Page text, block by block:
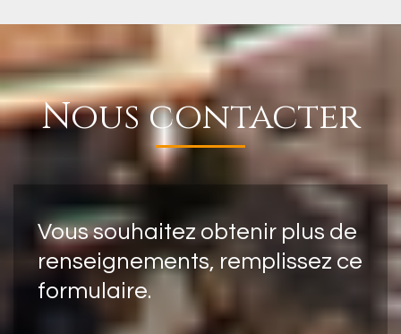
Nous contacter
Vous souhaitez obtenir plus de
renseignements, remplissez ce
formulaire.